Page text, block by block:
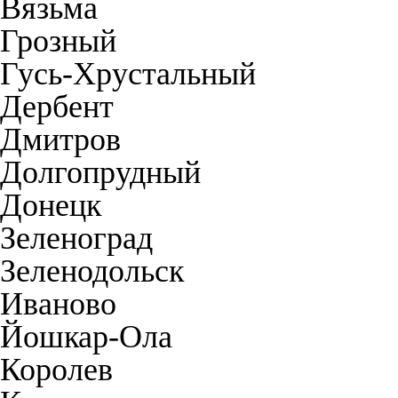
Вязьма
Грозный
Гусь-Хрустальный
Дербент
Дмитров
Долгопрудный
Донецк
Зеленоград
Зеленодольск
Иваново
Йошкар-Ола
Королев